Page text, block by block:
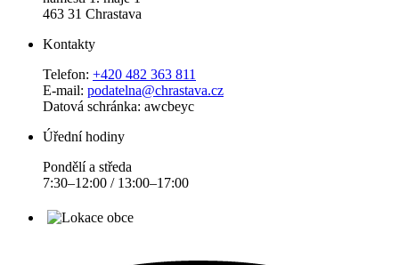
463 31 Chrastava
Kontakty
Telefon: +420 482 363 811
E-mail: podatelna@chrastava.cz
Datová schránka: awcbeyc
Úřední hodiny
Pondělí a středa
7:30–12:00 / 13:00–17:00